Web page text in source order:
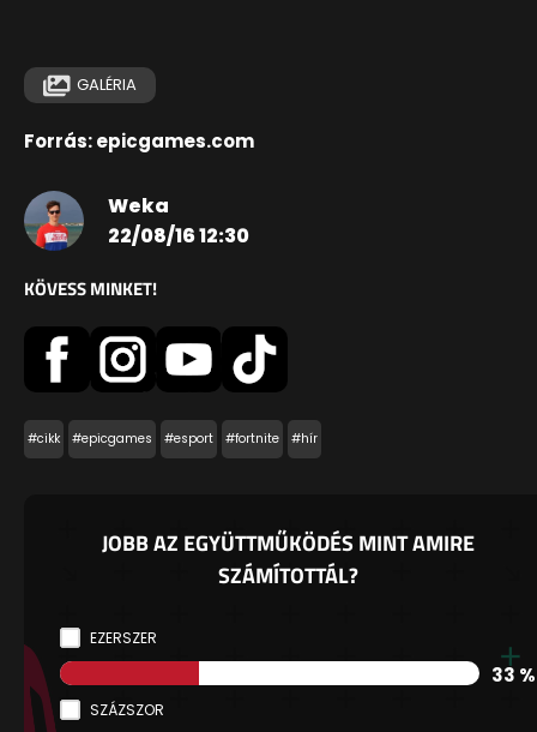
GALÉRIA
Forrás: epicgames.com
Weka
22/08/16 12:30
KÖVESS MINKET!
#cikk #epicgames #esport #fortnite #hír
JOBB AZ EGYÜTTMŰKÖDÉS MINT AMIRE
SZÁMÍTOTTÁL?
EZERSZER
33 %
SZÁZSZOR